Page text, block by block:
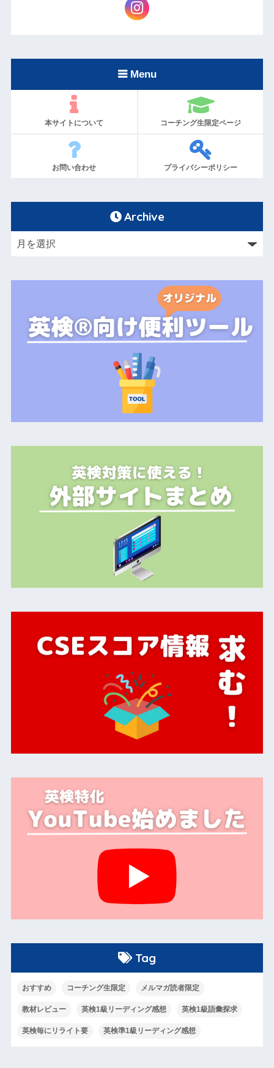
Menu
本サイトについて コーチング生限定ページ
お問い合わせ プライバシーポリシー
Archive
Tag
おすすめ コーチング生限定 メルマガ読者限定
教材レビュー 英検1級リーディング感想 英検1級語彙探求
英検毎にリライト要 英検準1級リーディング感想